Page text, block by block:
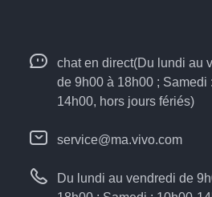
chat en direct(Du lundi au
de 9h00 à 18h00 ; Samedi
14h00, hors jours fériés)
service@ma.vivo.com
Du lundi au vendredi de